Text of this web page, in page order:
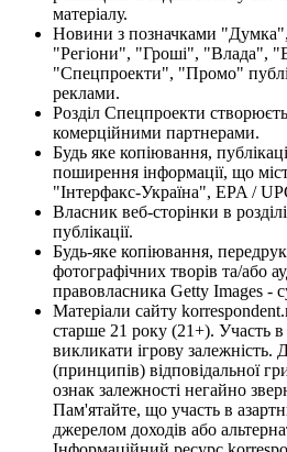
матеріалу.
Новини з позначками
"Регіони", "Гроші", "Влада",
"Спецпроекти", "Промо"
реклами.
Розділ Спецпроекти
комерційними партнерами.
Будь яке копіювання,
поширення інформації, що
"Інтерфакс-Україна", EPA /
Власник веб-сторінки в
публікації.
Будь-яке копіювання,
фотографічних творів та/або
правовласника Getty Images -
Матеріали сайту
старше 21 року (21+). Участь
викликати ігрову залежність.
(принципів) відповідальної
ознак залежності негайно
Пам'ятайте, що участь в
джерелом доходів або